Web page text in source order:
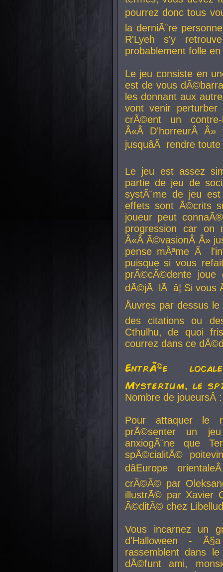
pourrez donc tous
la derniÃ¨re
R'Lyeh s'y
probablement folle
Le jeu consiste en
est de vous
les donnant aux
vont venir perturber
crÃ©ent un
Â«Â D'horreurÂ
jusquâÃ rendre
Le jeu est assez
partie de jeu de
systÃ¨me de jeu
effets sont Ã©crits
joueur peut
progression car
Â«Â Ã©vasionÂ Â»
pense mÃªme Ã
puisque si vous
prÃ©cÃ©dente
dÃ©jÃ lÃ â¦ Si vous
Åuvres par dessus
des citations ou
Cthulhu, de quoi
courrez dans ce
EntrÃ©e
Mysterium, le
Nombre de
Pour attaquer le
prÃ©senter un
anxiogÃ¨ne que
spÃ©cialitÃ©
dâEurope
crÃ©Ã© par
illustrÃ© par Xavier
Ã©ditÃ© chez
Vous incarnez un
d'Halloween -
rassemblent dans
dÃ©funt ami,